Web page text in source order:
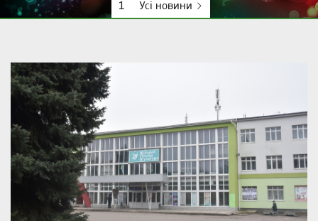
1 Усі новини